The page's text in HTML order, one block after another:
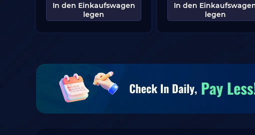
In den Einkaufswagen
legen
In den
legen